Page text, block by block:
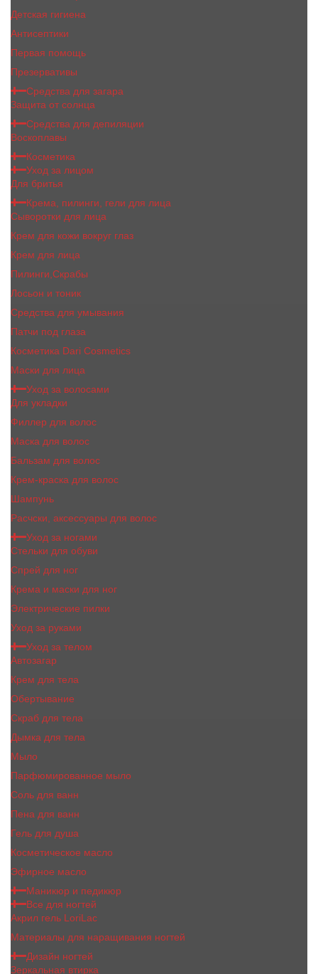
Детская гигиена
Антисептики
Первая помощь
Презервативы
Средства для загара
Защита от солнца
Средства для депиляции
Воскоплавы
Косметика
Уход за лицом
Для бритья
Крема, пилинги, гели для лица
Сыворотки для лица
Крем для кожи вокруг глаз
Крем для лица
Пилинги,Скрабы
Лосьон и тоник
Средства для умывания
Патчи под глаза
Косметика Dari Cosmetics
Маски для лица
Уход за волосами
Для укладки
Филлер для волос
Маска для волос
Бальзам для волос
Крем-краска для волос
Шампунь
Расчски, аксессуары для волос
Уход за ногами
Стельки для обуви
Спрей для ног
Крема и маски для ног
Электрические пилки
Уход за руками
Уход за телом
Автозагар
Крем для тела
Обертывание
Скраб для тела
Дымка для тела
Мыло
Парфюмированное мыло
Соль для ванн
Пена для ванн
Гель для душа
Косметическое масло
Эфирное масло
Маникюр и педикюр
Все для ногтей
Акрил гель LoriLac
Материалы для наращивания ногтей
Дизайн ногтей
Зеркальная втирка